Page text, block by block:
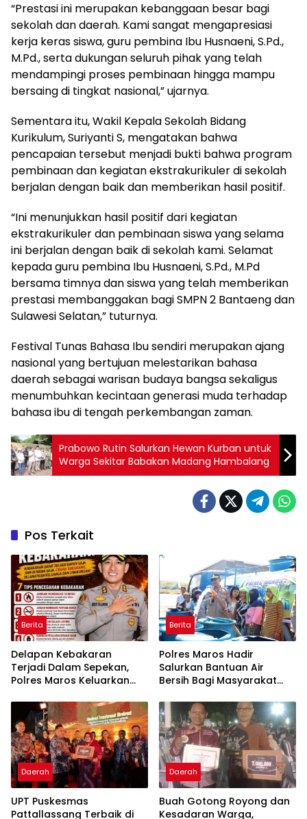
“Prestasi ini merupakan kebanggaan besar bagi
sekolah dan daerah. Kami sangat mengapresiasi
kerja keras siswa, guru pembina Ibu Husnaeni, S.Pd.,
M.Pd., serta dukungan seluruh pihak yang telah
mendampingi proses pembinaan hingga mampu
bersaing di tingkat nasional,” ujarnya.
Sementara itu, Wakil Kepala Sekolah Bidang
Kurikulum, Suriyanti S, mengatakan bahwa
pencapaian tersebut menjadi bukti bahwa program
pembinaan dan kegiatan ekstrakurikuler di sekolah
berjalan dengan baik dan memberikan hasil positif.
“Ini menunjukkan hasil positif dari kegiatan
ekstrakurikuler dan pembinaan siswa yang selama
ini berjalan dengan baik di sekolah kami. Selamat
kepada guru pembina Ibu Husnaeni, S.Pd., M.Pd
bersama timnya dan siswa yang telah memberikan
prestasi membanggakan bagi SMPN 2 Bantaeng dan
Sulawesi Selatan,” tuturnya.
Festival Tunas Bahasa Ibu sendiri merupakan ajang
nasional yang bertujuan melestarikan bahasa
daerah sebagai warisan budaya bangsa sekaligus
menumbuhkan kecintaan generasi muda terhadap
bahasa ibu di tengah perkembangan zaman.
Prabowo Rutin Salurkan Hewan Kurban untuk
Warga Sekitar Babakan Madang Hambalang
Pos Terkait
Berita
Delapan Kebakaran
Terjadi Dalam Sepekan,
Polres Maros Keluarkan
Masyarakat
Berita
Polres Maros Hadir
Salurkan Bantuan Air
Bersih Bagi Masyarakat
Di Maros
Daerah
UPT Puskesmas
Pattallassang Terbaik di
Daerah
Buah Gotong Royong dan
Kesadaran Warga,